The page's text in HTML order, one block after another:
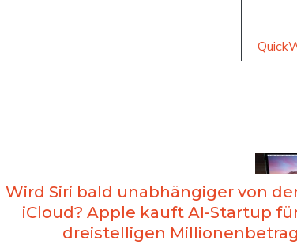
Wird Siri bald unabhängiger von
iCloud? Apple kauft AI-Startup
dreistelligen Millionenbetrag